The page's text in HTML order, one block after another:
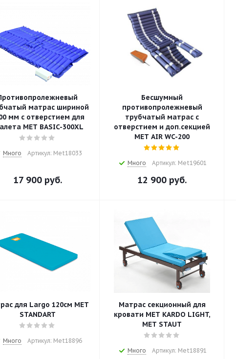
матрас шириной
мм с отверстием для
MET BASIC-300XL
Много Артикул: Met18033
17 900руб.
Бесшумный
противопролежневый
трубчатый матрас с
отверстием и доп.секцией
MET AIR WC-200
Много Артикул: Met19601
12 900 руб.
для Largo 120см MET
STANDART
Много Артикул: Met18896
Матрас секционный для
кровати MET KARDO LIGHT,
MET STAUT
Много Артикул: Met18891